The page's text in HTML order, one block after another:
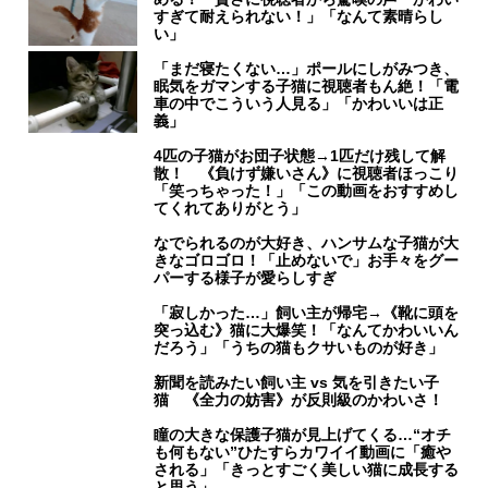
すぎて耐えられない！」「なんて素晴らし
い」
「まだ寝たくない…」ポールにしがみつき、
眠気をガマンする子猫に視聴者もん絶！「電
車の中でこういう人見る」「かわいいは正
義」
4匹の子猫がお団子状態→1匹だけ残して解
散！ 《負けず嫌いさん》に視聴者ほっこり
「笑っちゃった！」「この動画をおすすめし
てくれてありがとう」
なでられるのが大好き、ハンサムな子猫が大
きなゴロゴロ！「止めないで」お手々をグー
パーする様子が愛らしすぎ
「寂しかった…」飼い主が帰宅→《靴に頭を
突っ込む》猫に大爆笑！「なんてかわいいん
だろう」「うちの猫もクサいものが好き」
新聞を読みたい飼い主 vs 気を引きたい子
猫 《全力の妨害》が反則級のかわいさ！
瞳の大きな保護子猫が見上げてくる…“オチ
も何もない”ひたすらカワイイ動画に「癒や
される」「きっとすごく美しい猫に成長する